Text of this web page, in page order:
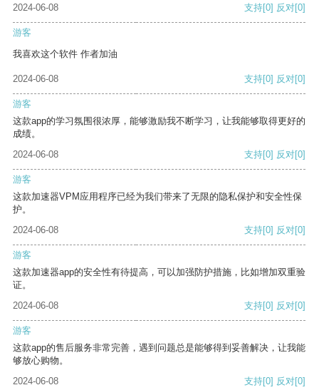
2024-06-08 支持[0] 反对[0]
游客
我喜欢这个软件 作者加油
2024-06-08 支持[0] 反对[0]
游客
这款app的学习氛围很浓厚，能够激励我不断学习，让我能够取得更好的
成绩。
2024-06-08
支持[0] 反对[0]
游客
这款加速器VPM应用程序已经为我们带来了无限的隐私保护和安全性保
护。
2024-06-08
支持[0] 反对[0]
游客
这款加速器app的安全性有待提高，可以加强防护措施，比如增加双重验
证。
2024-06-08
支持[0] 反对[0]
游客
这款app的售后服务非常完善，遇到问题总是能够得到妥善解决，让我能
够放心购物。
2024-06-08
支持[0] 反对[0]